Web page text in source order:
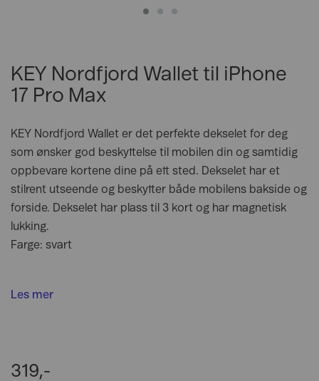
KEY Nordfjord Wallet til iPhone
17 Pro Max
KEY Nordfjord Wallet er det perfekte dekselet for deg
som ønsker god beskyttelse til mobilen din og samtidig
oppbevare kortene dine på ett sted. Dekselet har et
stilrent utseende og beskytter både mobilens bakside og
forside. Dekselet har plass til 3 kort og har magnetisk
lukking.
Farge: svart
Les mer
319,-